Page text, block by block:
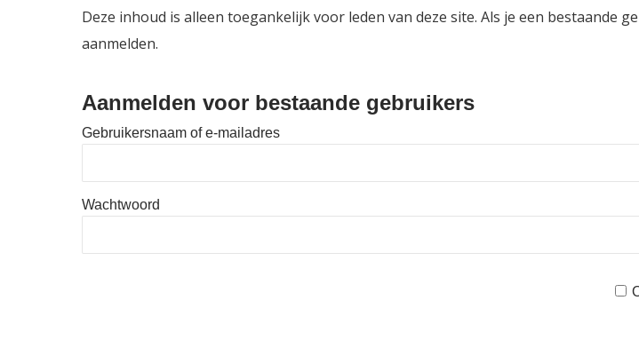
Deze inhoud is alleen toegankelijk voor leden van deze site. Als je een
aanmelden.
Aanmelden voor bestaande gebruikers
Gebruikersnaam of e-mailadres
Wachtwoord